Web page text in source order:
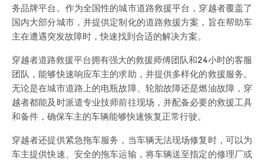
务品牌平台。作为全国性的城市道路救援平台，穿越者覆盖了
国内大部分城市，并提供定制化的道路救援方案，旨在帮助车
主在遭遇突发故障时，快速找到合适的解决方案。
穿越者道路救援平台拥有强大的救援师傅团队和24小时的客服
团队，能够快速响应车主的求助，并提供多样化的救援服务。
无论是在城市道路上的电瓶故障、轮胎故障还是燃油故障，穿
越者都能及时派遣专业技师前往现场，并配备必要的救援工具
和备件，确保车主的车辆能够快速恢复正常行驶。
穿越者还提供紧急拖车服务，当车辆无法现场修复时，可以为
车主提供快速、安全的拖车运输，将车辆送至指定的修理厂或